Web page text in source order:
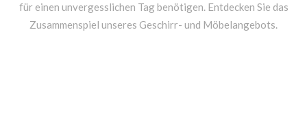
für einen unvergesslichen Tag benötigen. Entdecken Sie das
Zusammenspiel unseres Geschirr- und Möbelangebots.